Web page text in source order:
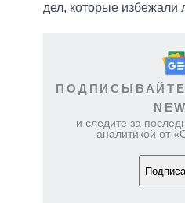
дел, которые избежали
и следите за
аналитикой от